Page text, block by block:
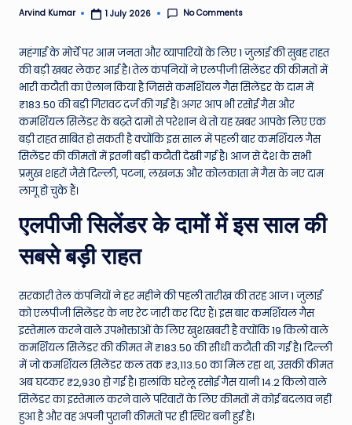
N
w
s
A
ro
u
n
d
T
h
e
W
o
rl
d
Posted
Arvind Kumar 1 July 2026 No Comments
महंगाई के मोर्चे पर आम जनता और व्यापारियों के लिए 1 जुलाई की सुबह राहत
की बड़ी खबर लेकर आई है। तेल कंपनियों ने एलपीजी सिलेंडर की कीमतों में
भारी कटौती का ऐलान किया है जिससे कमर्शियल गैस सिलेंडर के दाम में
₹183.50 की बड़ी गिरावट दर्ज की गई है। अगर आप भी रसोई गैस और
कमर्शियल सिलेंडर के बढ़ते दामों से परेशान थे तो यह खबर आपके लिए एक
बड़ी राहत साबित हो सकती है क्योंकि इस साल में पहली बार कमर्शियल गैस
सिलेंडर की कीमतों में इतनी बड़ी कटौती देखी गई है। आज से देश के सभी
प्रमुख शहरों जैसे दिल्ली, पटना, लखनऊ और कोलकाता में गैस के नए दाम
लागू हो चुके हैं।
एलपीजी सिलेंडर के दामों में इस साल की
सबसे बड़ी राहत
सरकारी तेल कंपनियों ने हर महीने की पहली तारीख की तरह आज 1 जुलाई
को एलपीजी सिलेंडर के नए रेट जारी कर दिए हैं। इस बार कमर्शियल गैस
इस्तेमाल करने वाले उपभोक्ताओं के लिए खुशखबरी है क्योंकि 19 किलो वाले
कमर्शियल सिलेंडर की कीमत में ₹183.50 की सीधी कटौती की गई है। दिल्ली
में जो कमर्शियल सिलेंडर कल तक ₹3,113.50 का मिल रहा था, उसकी कीमत
अब घटकर ₹2,930 हो गई है। हालांकि घरेलू रसोई गैस यानी 14.2 किलो वाले
सिलेंडर का इस्तेमाल करने वाले परिवारों के लिए कीमतों में कोई बदलाव नहीं
हुआ है और वह अपनी पुरानी कीमतों पर ही स्थिर बनी हुई है।